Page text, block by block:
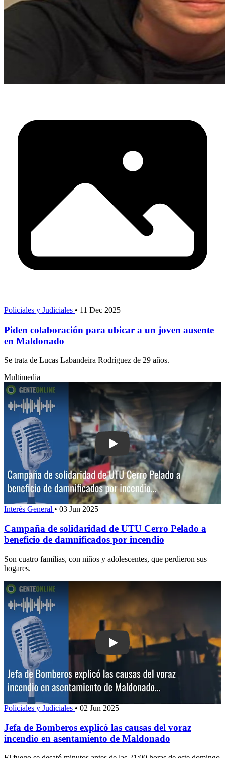
Policiales y Judiciales • 11 Dec 2025
Piden colaboración para ubicar a un joven ausente
en Maldonado
Se trata de Lucas Labandeira Rodríguez de 29 años.
Multimedia
Play: Campaña de solidaridad de
Interés General • 03 Jun 2025
Campaña de solidaridad de UTU Cerro Pelado a
beneficio de damnificados por incendio
Son cuatro familias, con niños y adolescentes, que perdieron sus
hogares.
Play: Jefa de Bomberos explicó las
Policiales y Judiciales • 02 Jun 2025
Jefa de Bomberos explicó las causas del voraz
incendio en asentamiento de Maldonado